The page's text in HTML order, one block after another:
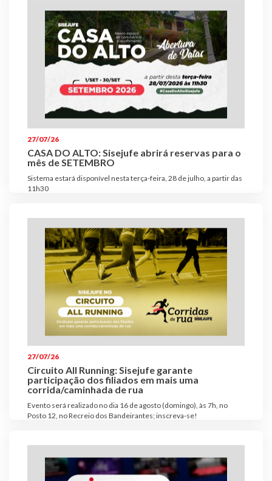
27/07/26
CASA DO ALTO: Sisejufe abrirá reservas para o
mês de SETEMBRO
Sistema estará disponível nesta terça-feira, 28 de julho, a partir das
11h30
27/07/26
Circuito All Running: Sisejufe garante
participação dos filiados em mais uma
corrida/caminhada de rua
Evento será realizado no dia 16 de agosto (domingo), às 7h, no
Posto 12, no Recreio dos Bandeirantes; inscreva-se!